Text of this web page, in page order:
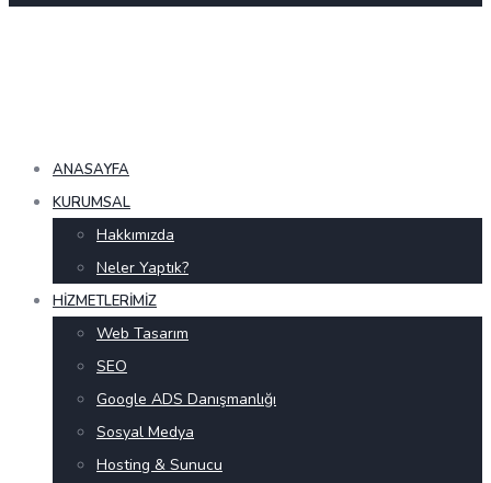
ANASAYFA
KURUMSAL
Hakkımızda
Neler Yaptık?
HIZMETLERIMIZ
Web Tasarım
SEO
Google ADS Danışmanlığı
Sosyal Medya
Hosting & Sunucu